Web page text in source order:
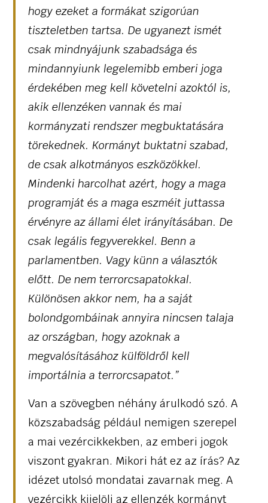
hogy ezeket a formákat szigorúan
tiszteletben tartsa. De ugyanezt ismét
csak mindnyájunk szabadsága és
mindannyiunk legelemibb emberi joga
érdekében meg kell követelni azoktól is,
akik ellenzéken vannak és mai
kormányzati rendszer megbuktatására
törekednek. Kormányt buktatni szabad,
de csak alkotmányos eszközökkel.
Mindenki harcolhat azért, hogy a maga
programját és a maga eszméit juttassa
érvényre az állami élet irányításában. De
csak legális fegyverekkel. Benn a
parlamentben. Vagy künn a választók
előtt. De nem terrorcsapatokkal.
Különösen akkor nem, ha a saját
bolondgombáinak annyira nincsen talaja
az országban, hogy azoknak a
megvalósításához külföldről kell
importálnia a terrorcsapatot.”
Van a szövegben néhány árulkodó szó. A
közszabadság például nemigen szerepel
a mai vezércikkekben, az emberi jogok
viszont gyakran. Mikori hát ez az írás? Az
idézet utolsó mondatai zavarnak meg. A
vezércikk kijelöli az ellenzék kormányt